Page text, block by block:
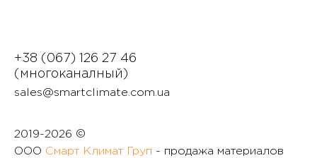
+38 (067) 126 27 46
(многоканалный)
sales@smartclimate.com.ua
2019-2026 ©
ООО Смарт Климат Груп - продажа материалов